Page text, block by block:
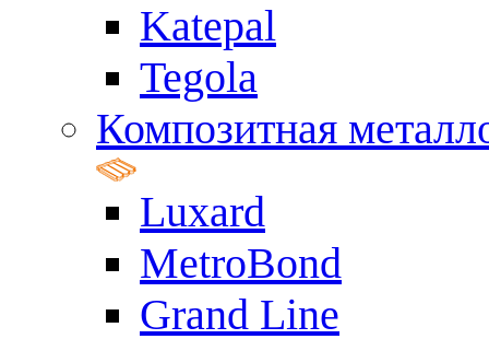
Katepal
Tegola
Композитная
Luxard
MetroBond
Grand Line